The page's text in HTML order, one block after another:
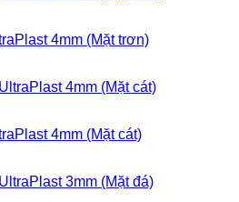
4mm (Mặt trơn)
4mm (Mặt cát)